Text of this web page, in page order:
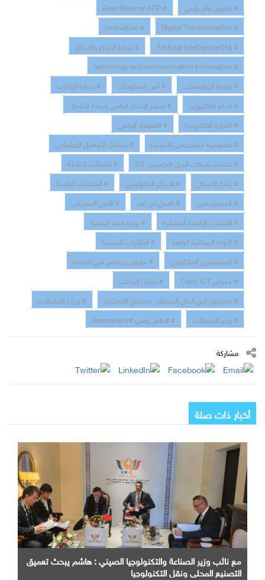
# تطبيق عالم رقمي
# Alam Rakamy APP
# Digital Transformation
# innovation
# Artificial Intelligence (AI)
# ثقافة الابداع والابتكار
# technology and communication Information
# رقمنة المؤسسات
# أمن المعلومات
# حماية البيانات
# الدفع الالكتروني
# تحفيز الابتكار الرقمي وريادة الأعمال
# التجارة الإلكترونية
# الاقتصاد الرقمي
# خصوصية مستخدمى الانترنت
# شبكات التواصل الاجتماعي
# خدمات شبكات الجيل الخامس ، 5G
# الشركات الناشئة
# ريادة الاعمال
# الابداع التكنولوجي
# المنصات الرقمية
# المستخدمين
# العمل عن بعد
# الامن السبيراني
# العملات الرقمية المشفرة
# بوابة مصر الرقمية
# الثورة الصناعية الرابعة
# الطائرات الميسرة
# المستثمرين الملائكيين
# معرض جيتكس دبي للتقنية
# معرض Cairo ICT
# تحليل البيانات
# صناديق رأس المال المخاطر ، صناديق الاستثمار
# وزارة الاتصالات
# وزير الاتصالات
# #عالم_رقمي #alamrakamy
مشاركة
أخبار ذات صلة
مع نائب وزير الصناعة والتكنولوجيا الصيني : هاشم يبحث تعميق
التصنيع المحلي ونقل التكنولوجيا